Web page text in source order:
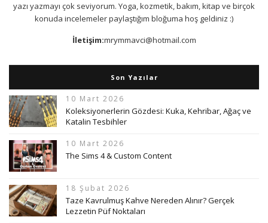
yazı yazmayı çok seviyorum. Yoga, kozmetik, bakım, kitap ve birçok
konuda incelemeler paylaştığım bloğuma hoş geldiniz :)
İletişim:mrymmavci@hotmail.com
Son Yazılar
10 Mart 2026
Koleksiyonerlerin Gözdesi: Kuka, Kehribar, Ağaç ve
Katalin Tesbihler
10 Mart 2026
The Sims 4 & Custom Content
18 Şubat 2026
Taze Kavrulmuş Kahve Nereden Alınır? Gerçek
Lezzetin Püf Noktaları